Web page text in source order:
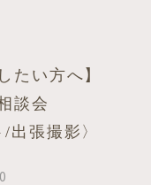
たい方へ】
談会
出張撮影〉